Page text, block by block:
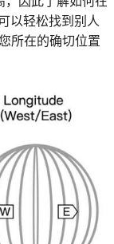
以轻松找到别人
所在的确切位置